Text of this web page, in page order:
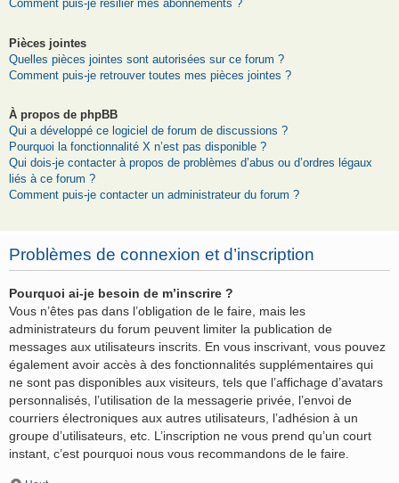
Comment puis-je résilier mes abonnements ?
Pièces jointes
Quelles pièces jointes sont autorisées sur ce forum ?
Comment puis-je retrouver toutes mes pièces jointes ?
À propos de phpBB
Qui a développé ce logiciel de forum de discussions ?
Pourquoi la fonctionnalité X n’est pas disponible ?
Qui dois-je contacter à propos de problèmes d’abus ou d’ordres légaux
liés à ce forum ?
Comment puis-je contacter un administrateur du forum ?
Problèmes de connexion et d’inscription
Pourquoi ai-je besoin de m’inscrire ?
Vous n’êtes pas dans l’obligation de le faire, mais les
administrateurs du forum peuvent limiter la publication de
messages aux utilisateurs inscrits. En vous inscrivant, vous pouvez
également avoir accès à des fonctionnalités supplémentaires qui
ne sont pas disponibles aux visiteurs, tels que l’affichage d’avatars
personnalisés, l’utilisation de la messagerie privée, l’envoi de
courriers électroniques aux autres utilisateurs, l’adhésion à un
groupe d’utilisateurs, etc. L’inscription ne vous prend qu’un court
instant, c’est pourquoi nous vous recommandons de le faire.